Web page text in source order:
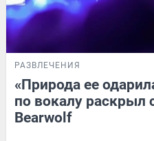
РАЗВЛЕЧЕНИЯ
«Природа ее
по вокалу раскрыл
Bearwolf